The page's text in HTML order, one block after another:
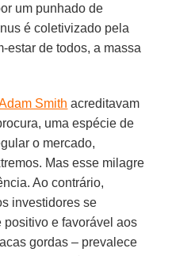
um punhado de
é coletivizado pela
estar de todos, a massa
Smith acreditavam
uma espécie de
o mercado,
Mas esse milagre
Ao contrário,
investidores se
positivo e favorável aos
gordas – prevalece